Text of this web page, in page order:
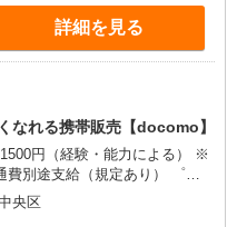
゜+゜・。○。・゜+゜
詳細を見る
なれる携帯販売【docomo】
円（経験・能力による） ※
別途支給（規定あり） ゜
・。○。・゜+゜ 入社祝い金10
央区